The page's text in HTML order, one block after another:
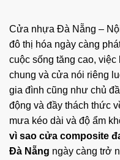
Cửa nhựa Đà Nẵng –
đô thị hóa ngày càng
cuộc sống tăng cao,
chung và cửa nói riêng
gia đình cũng như chủ
động và đầy thách thức
mưa kéo dài và độ ẩm
vì sao cửa composite
Đà Nẵng ngày càng trở